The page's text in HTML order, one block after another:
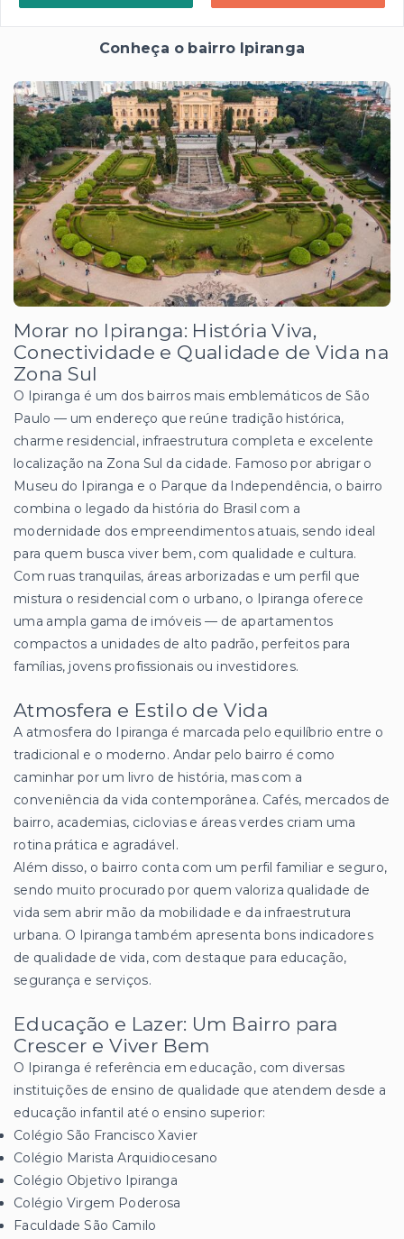
Conheça o bairro Ipiranga
Morar no Ipiranga: História Viva,
Conectividade e Qualidade de Vida na
Zona Sul
O Ipiranga é um dos bairros mais emblemáticos de São
Paulo — um endereço que reúne tradição histórica,
charme residencial, infraestrutura completa e excelente
localização na Zona Sul da cidade. Famoso por abrigar o
Museu do Ipiranga e o Parque da Independência, o bairro
combina o legado da história do Brasil com a
modernidade dos empreendimentos atuais, sendo ideal
para quem busca viver bem, com qualidade e cultura.
Com ruas tranquilas, áreas arborizadas e um perfil que
mistura o residencial com o urbano, o Ipiranga oferece
uma ampla gama de imóveis — de apartamentos
compactos a unidades de alto padrão, perfeitos para
famílias, jovens profissionais ou investidores.
Atmosfera e Estilo de Vida
A atmosfera do Ipiranga é marcada pelo equilíbrio entre o
tradicional e o moderno. Andar pelo bairro é como
caminhar por um livro de história, mas com a
conveniência da vida contemporânea. Cafés, mercados de
bairro, academias, ciclovias e áreas verdes criam uma
rotina prática e agradável.
Além disso, o bairro conta com um perfil familiar e seguro,
sendo muito procurado por quem valoriza qualidade de
vida sem abrir mão da mobilidade e da infraestrutura
urbana. O Ipiranga também apresenta bons indicadores
de qualidade de vida, com destaque para educação,
segurança e serviços.
Educação e Lazer: Um Bairro para
Crescer e Viver Bem
O Ipiranga é referência em educação, com diversas
instituições de ensino de qualidade que atendem desde a
educação infantil até o ensino superior:
Colégio São Francisco Xavier
Colégio Marista Arquidiocesano
Colégio Objetivo Ipiranga
Colégio Virgem Poderosa
Faculdade São Camilo